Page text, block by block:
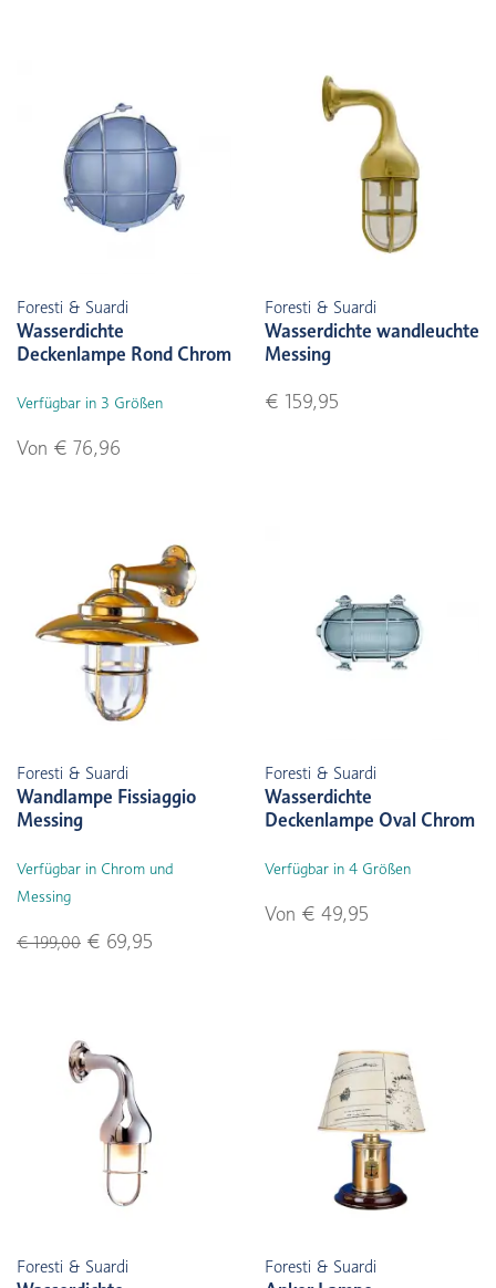
Foresti & Suardi
Wasserdichte
Deckenlampe Rond Chrom
Verfügbar in 3 Größen
Von € 76,96
Foresti & Suardi
Wasserdichte wandleuchte
Messing
€ 159,95
Foresti & Suardi
Wandlampe Fissiaggio
Messing
Verfügbar in Chrom und
Messing
€ 199,00 € 69,95
Foresti & Suardi
Wasserdichte
Deckenlampe Oval Chrom
Verfügbar in 4 Größen
Von € 49,95
Foresti & Suardi Foresti & Suardi